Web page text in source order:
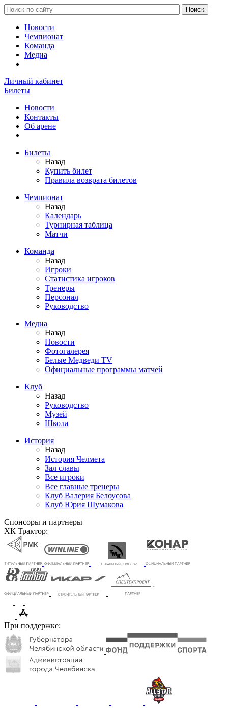
Новости
Чемпионат
Команда
Медиа
Личный кабинет
Билеты
Новости
Контакты
Об арене
Билеты
Назад
Купить билет
Правила возврата билетов
Чемпионат
Назад
Календарь
Турнирная таблица
Матчи
Команда
Назад
Игроки
Статистика игроков
Тренеры
Персонал
Руководство
Медиа
Назад
Новости
Фотогалерея
Белые Медведи TV
Официальные программы матчей
Клуб
Назад
Руководство
Музей
Школа
История
Назад
История Челмета
Зал славы
Все игроки
Все главные тренеры
Клуб Валерия Белоусова
Клуб Юрия Шумакова
Спонсоры и партнеры
ХК Трактор:
При поддержке: